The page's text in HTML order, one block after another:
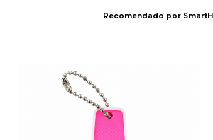
Recomendado por